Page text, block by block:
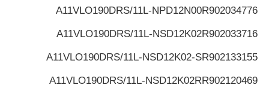
R902034776
A11VLO190DRS/11L-NPD12N00
R902033716
A11VLO190DRS/11L-NSD12K02
R902133155
A11VLO190DRS/11L-NSD12K02-S
R902120469
A11VLO190DRS/11L-NSD12K02R